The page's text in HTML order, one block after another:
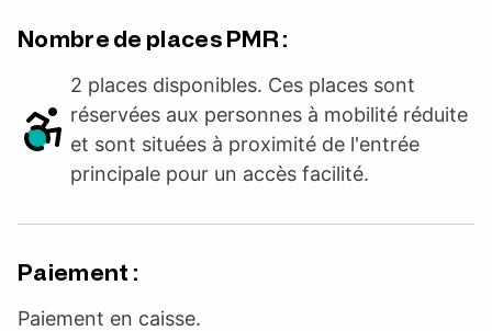
Nombre de places PMR :
2 places disponibles. Ces places sont
réservées aux personnes à mobilité réduite
et sont situées à proximité de l'entrée
principale pour un accès facilité.
Paiement :
Paiement en caisse.